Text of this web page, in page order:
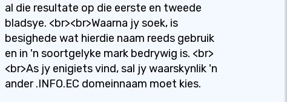
al die resultate op die eerste en tweede
bladsye. <br><br>Waarna jy soek, is
besighede wat hierdie naam reeds gebruik
en in 'n soortgelyke mark bedrywig is. <br>
<br>As jy enigiets vind, sal jy waarskynlik 'n
ander .INFO.EC domeinnaam moet kies.